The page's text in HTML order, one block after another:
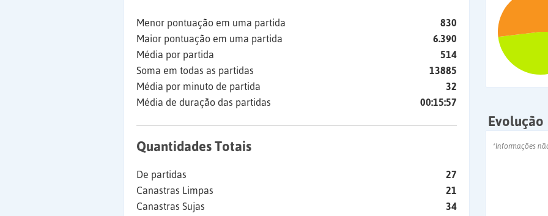
Menor pontuação em uma partida
830
Maior pontuação em uma partida
6.390
Média por partida
514
Soma em todas as partidas
13885
Média por minuto de partida
32
Média de duração das partidas
00:15:57
Quantidades Totais
De partidas
27
Canastras Limpas
21
Canastras Sujas
34
Evolução
*Informações